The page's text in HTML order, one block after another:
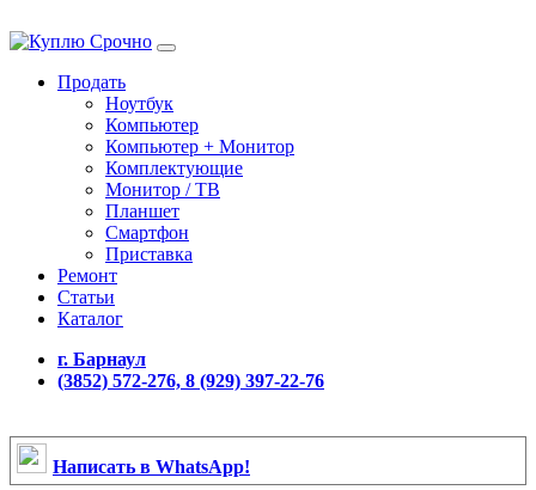
Продать
Ноутбук
Компьютер
Компьютер + Монитор
Комплектующие
Монитор / ТВ
Планшет
Смартфон
Приставка
Ремонт
Статьи
Каталог
г. Барнаул
(3852) 572-276, 8 (929) 397-22-76
Написать в WhatsApp!